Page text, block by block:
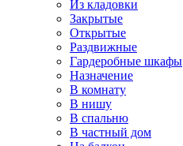
Из кладовки
Закрытые
Открытые
Раздвижные
Гардеробные шкафы
Назначение
В комнату
В нишу
В спальню
В частный дом